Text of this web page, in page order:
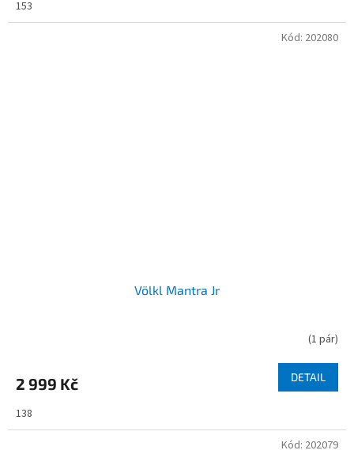
153
Völkl Mantra Jr
(1 pár)
2 999 Kč DETAIL
138
Kód: 202080
Kód: 202079